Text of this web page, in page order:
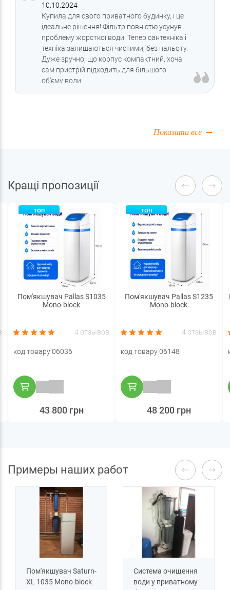
10.10.2024
Купила для свого приватного будинку, і це
ідеальне рішення! Фільтр повністю усунув
проблему жорсткої води. Тепер сантехніка і
техніка залишаються чистими, без нальоту.
Дуже зручно, що корпус компактний, хоча
сам пристрій підходить для більшого
об’єму води.
Показати все
Кращі пропозиції
ТОП
Пом'якшувач Pallas S1035
Mono-block
4 отзывов
код товару 06036
43 800 грн
ТОП
Пом'якшувач Pallas S1235
Mono-block
4 отзывов
код товару 06148
48 200 грн
Примеры наших работ
Пом'якшувач Saturn-
XL 1035 Mono-block
Система очищення
води у приватному